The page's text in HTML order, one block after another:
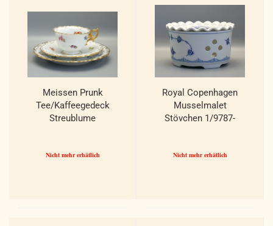
Meissen Prunk
Tee/Kaffeegedeck
Streublume
Nicht mehr erhätlich
Royal Copenhagen
Musselmalet
Stövchen 1/9787-
Nicht mehr erhätlich